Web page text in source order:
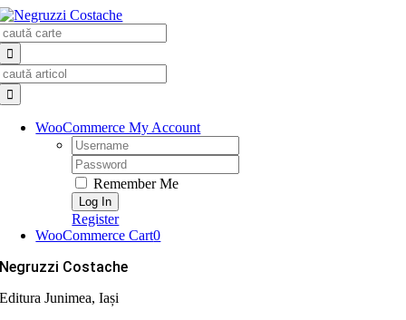
Skip
to
content
WooCommerce My Account
Username:
Password:
Remember Me
Register
WooCommerce Cart0
Negruzzi Costache
Editura Junimea, Iași